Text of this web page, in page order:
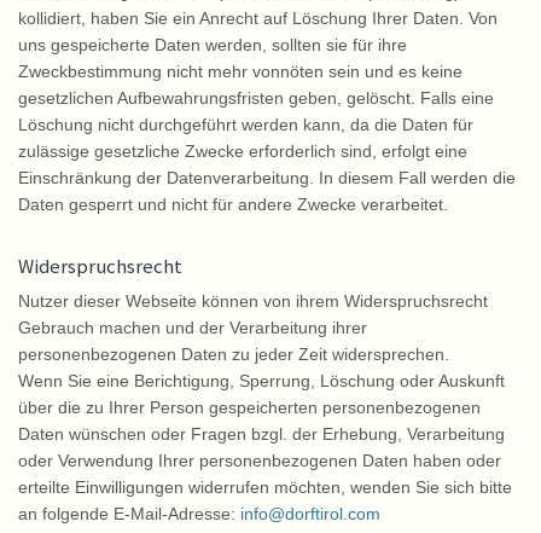
kollidiert, haben Sie ein Anrecht auf Löschung Ihrer Daten. Von
uns gespeicherte Daten werden, sollten sie für ihre
Zweckbestimmung nicht mehr vonnöten sein und es keine
gesetzlichen Aufbewahrungsfristen geben, gelöscht. Falls eine
Löschung nicht durchgeführt werden kann, da die Daten für
zulässige gesetzliche Zwecke erforderlich sind, erfolgt eine
Einschränkung der Datenverarbeitung. In diesem Fall werden die
Daten gesperrt und nicht für andere Zwecke verarbeitet.
Widerspruchsrecht
Nutzer dieser Webseite können von ihrem Widerspruchsrecht
Gebrauch machen und der Verarbeitung ihrer
personenbezogenen Daten zu jeder Zeit widersprechen.
Wenn Sie eine Berichtigung, Sperrung, Löschung oder Auskunft
über die zu Ihrer Person gespeicherten personenbezogenen
Daten wünschen oder Fragen bzgl. der Erhebung, Verarbeitung
oder Verwendung Ihrer personenbezogenen Daten haben oder
erteilte Einwilligungen widerrufen möchten, wenden Sie sich bitte
an folgende E-Mail-Adresse: info@dorftirol.com